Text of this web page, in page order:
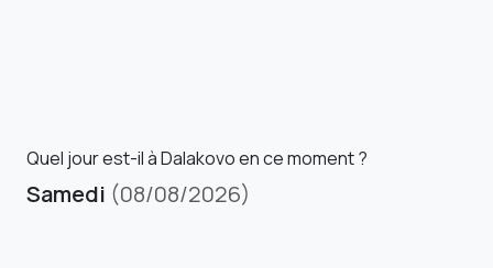
Quel jour est-il à Dalakovo en ce moment ?
Samedi (08/08/2026)